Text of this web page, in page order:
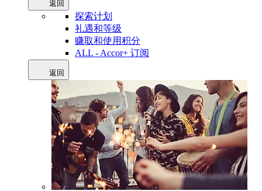
返回
探索计划
礼遇和等级
赚取和使用积分
ALL - Accor+ 订阅
返回